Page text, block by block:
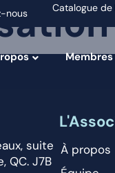
nous Catalogue de
Membres
suite
QC. J7B
À propos